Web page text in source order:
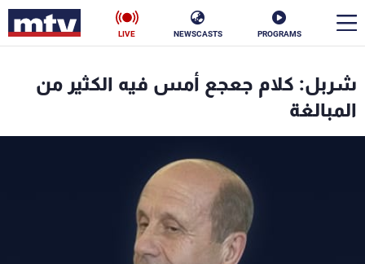
PROGRAMS
NEWSCASTS
LIVE
شربل: كلام جعجع أمس فيه الكثير من
المبالغة
الأخبار
رياضة